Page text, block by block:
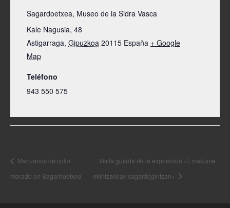
Sagardoetxea, Museo de la Sidra Vasca
Kale Nagusia, 48
Astigarraga, Gipuzkoa 20115 España + Google
Map
Teléfono
943 550 575
Manzanos de color
morado en Sagardoetxea
Visita guiada de la exposición «Emakume
ekintzaileak sagardogintzan»